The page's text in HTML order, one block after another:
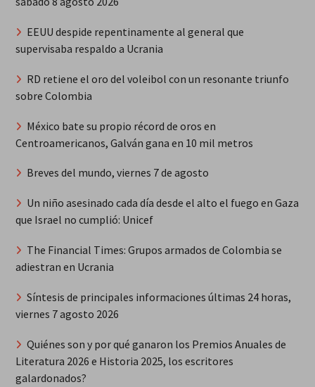
EEUU despide repentinamente al general que
supervisaba respaldo a Ucrania
RD retiene el oro del voleibol con un resonante triunfo
sobre Colombia
México bate su propio récord de oros en
Centroamericanos, Galván gana en 10 mil metros
Breves del mundo, viernes 7 de agosto
Un niño asesinado cada día desde el alto el fuego en Gaza
que Israel no cumplió: Unicef
The Financial Times: Grupos armados de Colombia se
adiestran en Ucrania
Síntesis de principales informaciones últimas 24 horas,
viernes 7 agosto 2026
Quiénes son y por qué ganaron los Premios Anuales de
Literatura 2026 e Historia 2025, los escritores
galardonados?